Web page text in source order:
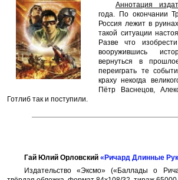
Аннотация
года. По окончании
Россия лежит в
такой ситуации
Разве что
вооружившись
вернуться в
переиграть те
краху некогда
Пётр Васнецов,
Готлиб так и поступили.
Гай Юлий Орловский «Ричард Длинные
Издательство «Эксмо» («Баллады о